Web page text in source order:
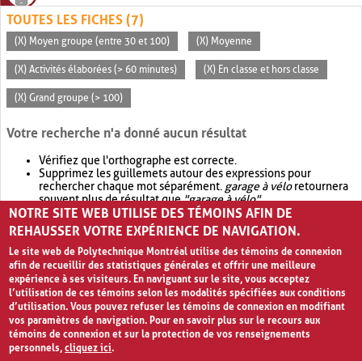
TOUTES LES FICHES (7)
(X) Moyen groupe (entre 30 et 100) (X) Moyenne
(X) Activités élaborées (> 60 minutes) (X) En classe et hors classe
(X) Grand groupe (> 100)
Votre recherche n'a donné aucun résultat
Vérifiez que l'orthographe est correcte.
Supprimez les guillemets autour des expressions pour
rechercher chaque mot séparément. garage à véloretournera
souvent plus de résultat que"garage à vélo".
Envisagez d'élargir votre recherche avec OR.garage OR vélo
retournera souvent plus de résultat quegarage à vélo
NOTRE SITE WEB UTILISE DES TÉMOINS AFIN DE
REHAUSSER VOTRE EXPÉRIENCE DE NAVIGATION.
Le site web de Polytechnique Montréal utilise des témoins de connexion
afin de recueillir des statistiques générales et offrir une meilleure
expérience à ses visiteurs. En naviguant sur le site, vous acceptez
l’utilisation de ces témoins selon les modalités spécifiées aux conditions
d’utilisation. Vous pouvez refuser les témoins de connexion en modifiant
vos paramètres de navigation. Pour en savoir plus sur le recours aux
témoins de connexion et sur la protection de vos renseignements
personnels,cliquez ici.